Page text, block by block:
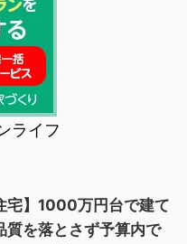
ライフ
宅】1000万円台で建て
質を落とさず予算内で